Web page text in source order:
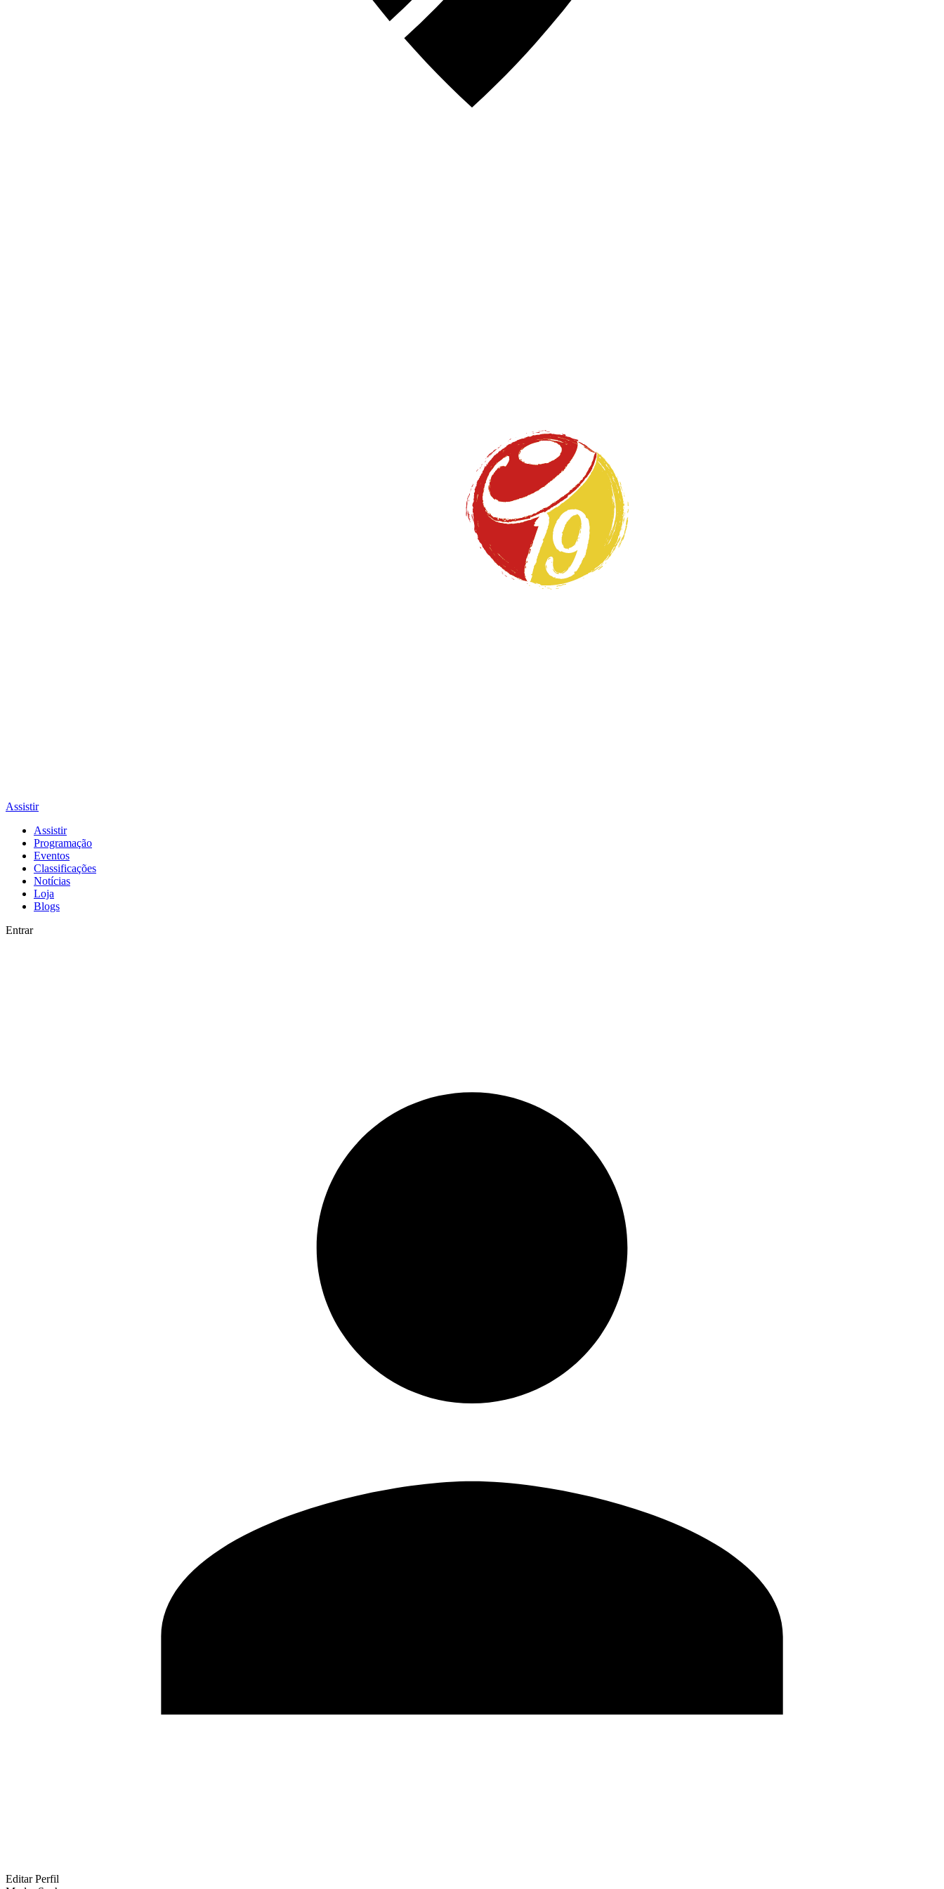
Assistir
Assistir
Programação
Eventos
Classificações
Notícias
Loja
Blogs
Entrar
Editar Perfil